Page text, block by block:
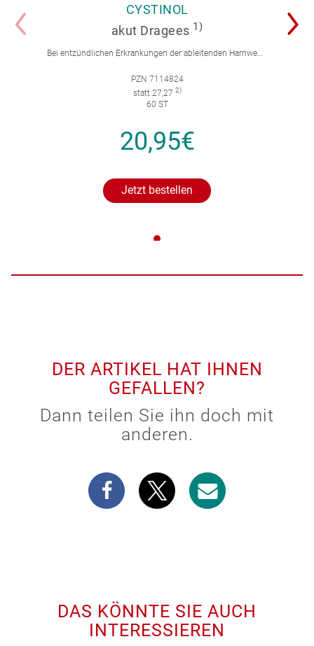
CYSTINOL
akut Dragees 1)
Bei entzündlichen Erkrankungen der ableitenden Harnwege.
PZN 7114824
statt 27,27 2)
60 ST
20,95€
Jetzt bestellen
DER ARTIKEL HAT IHNEN
GEFALLEN?
Dann teilen Sie ihn doch mit
anderen.
DAS KÖNNTE SIE AUCH
INTERESSIEREN